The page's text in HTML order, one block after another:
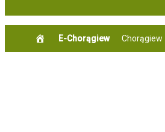
zhp.pl
E-Chorągiew Chorągiew